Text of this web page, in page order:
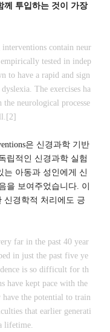
께 투입하는 것이 가장
contain neur
empirically tested in indep
to have a rapid and sign
The exercises ha
neurological processe
은 신경과학 기반
립적인 신경과학 실험
는 아동과 성인에게 신
을 보여주었습니다. 이
신경학적 처리에도 긍
far in the past 40 year
in just the past five ye
is so difficult for th
have kept pace with the
the potential to train
that earlier generati
lifetime.